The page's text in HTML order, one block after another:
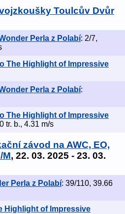
Toulcův Dvůr
Perla z Polabí: 2/7,
The Highlight of Impressive
Perla z Polabí:
The Highlight of Impressive
tr. b., 4.31 m/s
závod na AWC, EO,
M, 22. 03. 2025 - 23. 03.
Perla z Polabí: 39/110, 39.66
Highlight of Impressive